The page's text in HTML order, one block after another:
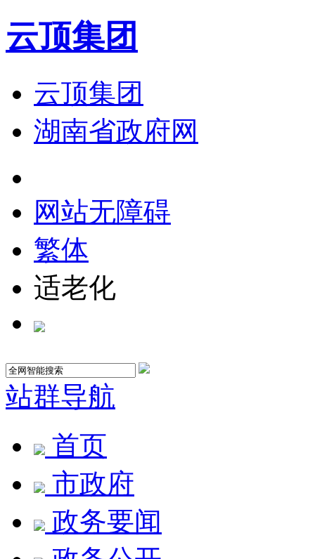
云顶集团
云顶集团
湖南省政府网
网站无障碍
繁体
适老化
站群导航
首页
市政府
政务要闻